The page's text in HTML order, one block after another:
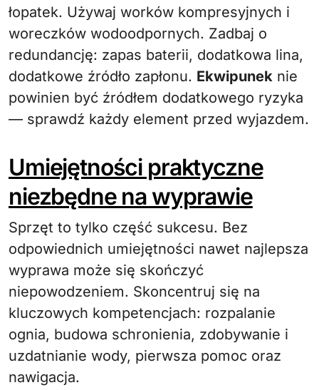
łopatek. Używaj worków kompresyjnych i
woreczków wodoodpornych. Zadbaj o
redundancję: zapas baterii, dodatkowa lina,
dodatkowe źródło zapłonu. Ekwipunek nie
powinien być źródłem dodatkowego ryzyka
— sprawdź każdy element przed wyjazdem.
Umiejętności praktyczne
niezbędne na wyprawie
Sprzęt to tylko część sukcesu. Bez
odpowiednich umiejętności nawet najlepsza
wyprawa może się skończyć
niepowodzeniem. Skoncentruj się na
kluczowych kompetencjach: rozpalanie
ognia, budowa schronienia, zdobywanie i
uzdatnianie wody, pierwsza pomoc oraz
nawigacja.